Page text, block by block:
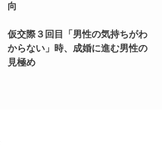
向
仮交際３回目「男性の気持ちがわ
からない」時、成婚に進む男性の
見極め